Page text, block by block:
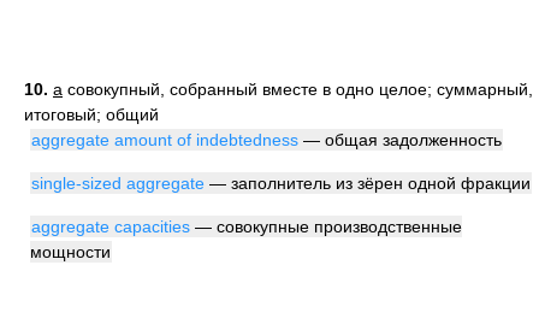
10. a совокупный, собранный вместе в одно целое; суммарный,
итоговый; общий
aggregate amount of indebtedness — общая задолженность
single-sized aggregate — заполнитель из зёрен одной фракции
aggregate capacities — совокупные производственные
мощности